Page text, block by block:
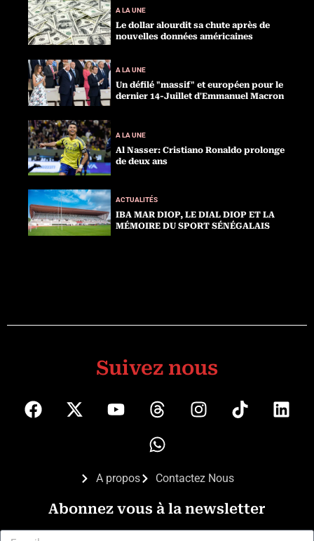
A LA UNE
Le dollar alourdit sa chute après de
nouvelles données américaines
A LA UNE
Un défilé "massif" et européen pour le
dernier 14-Juillet d'Emmanuel Macron
A LA UNE
Al Nasser: Cristiano Ronaldo prolonge
de deux ans
ACTUALITÉS
IBA MAR DIOP, LE DIAL DIOP ET LA
MÉMOIRE DU SPORT SÉNÉGALAIS
Suivez nous
A propos Contactez Nous
Abonnez vous à la newsletter